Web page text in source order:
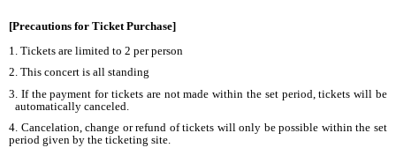
[Precautions for Ticket Purchase]
1. Tickets are limited to 2 per person
2. This concert is all standing
3. If the payment for tickets are not made within the set period, tickets will be
automatically canceled.
4. Cancelation, change or refund of tickets will only be possible within the set
period given by the ticketing site.